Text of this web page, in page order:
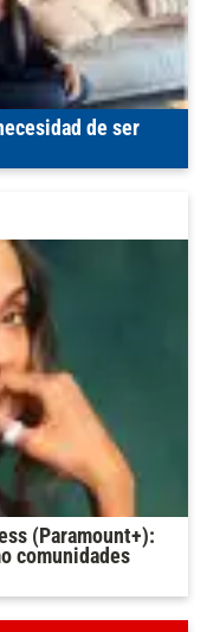
de ser
(Paramount+):
comunidades